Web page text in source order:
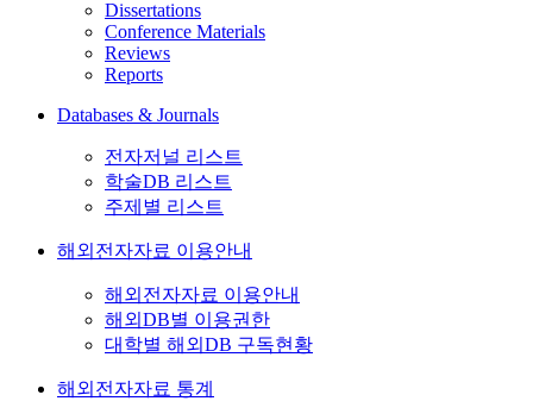
Dissertations
Conference Materials
Reviews
Reports
Databases & Journals
전자저널 리스트
학술DB 리스트
주제별 리스트
해외전자자료 이용안내
해외전자자료 이용안내
해외DB별 이용권한
대학별 해외DB 구독현황
해외전자자료 통계